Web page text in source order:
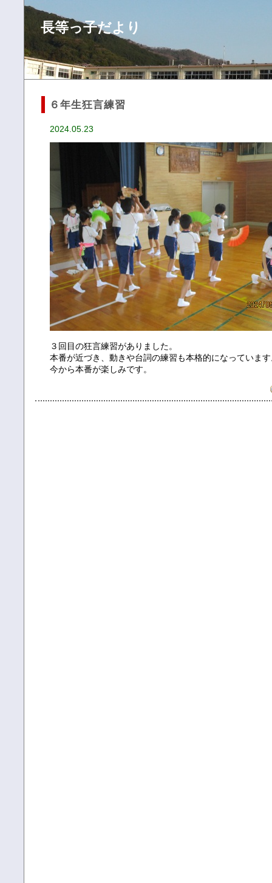
長等っ子だより
６年生狂言練習
2024.05.23
３回目の狂言練習がありました。
本番が近づき、動きや台詞の練習も本格的になっていま
今から本番が楽しみです。